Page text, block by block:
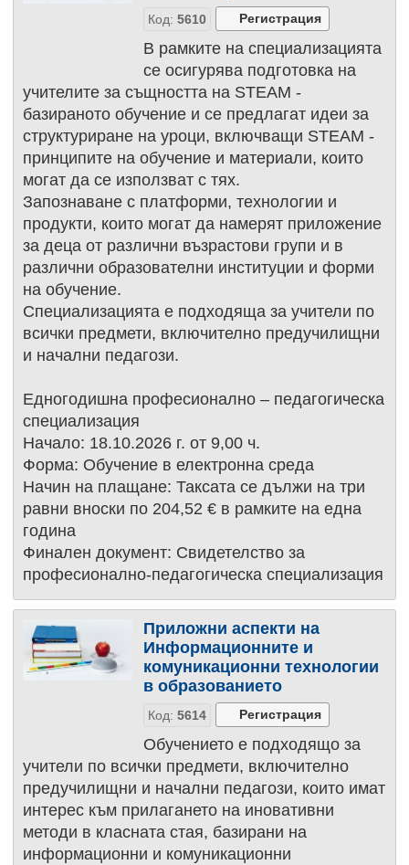
Код: 5610
В рамките на специализацията
се осигурява подготовка на
учителите за същността на STEАM -
базираното обучение и се предлагат идеи за
структуриране на уроци, включващи STEАM -
принципите на обучение и материали, които
могат да се използват с тях.
Запознаване с платформи, технологии и
продукти, които могат да намерят приложение
за деца от различни възрастови групи и в
различни образователни институции и форми
на обучение.
Специализацията е подходяща за учители по
всички предмети, включително предучилищни
и начални педагози.
Едногодишна професионално – педагогическа
специализация
Начало: 18.10.2026 г. от 9,00 ч.
Форма: Обучение в електронна среда
Начин на плащане: Таксата се дължи на три
равни вноски по 204,52 € в рамките на една
година
Финален документ: Свидетелство за
професионално-педагогическа специализация
Приложни аспекти на
Информационните и
комуникационни технологии
в образованието
Код: 5614
Обучението е подходящо за
учители по всички предмети, включително
предучилищни и начални педагози, които имат
интерес към прилагането на иновативни
методи в класната стая, базирани на
информационни и комуникационни